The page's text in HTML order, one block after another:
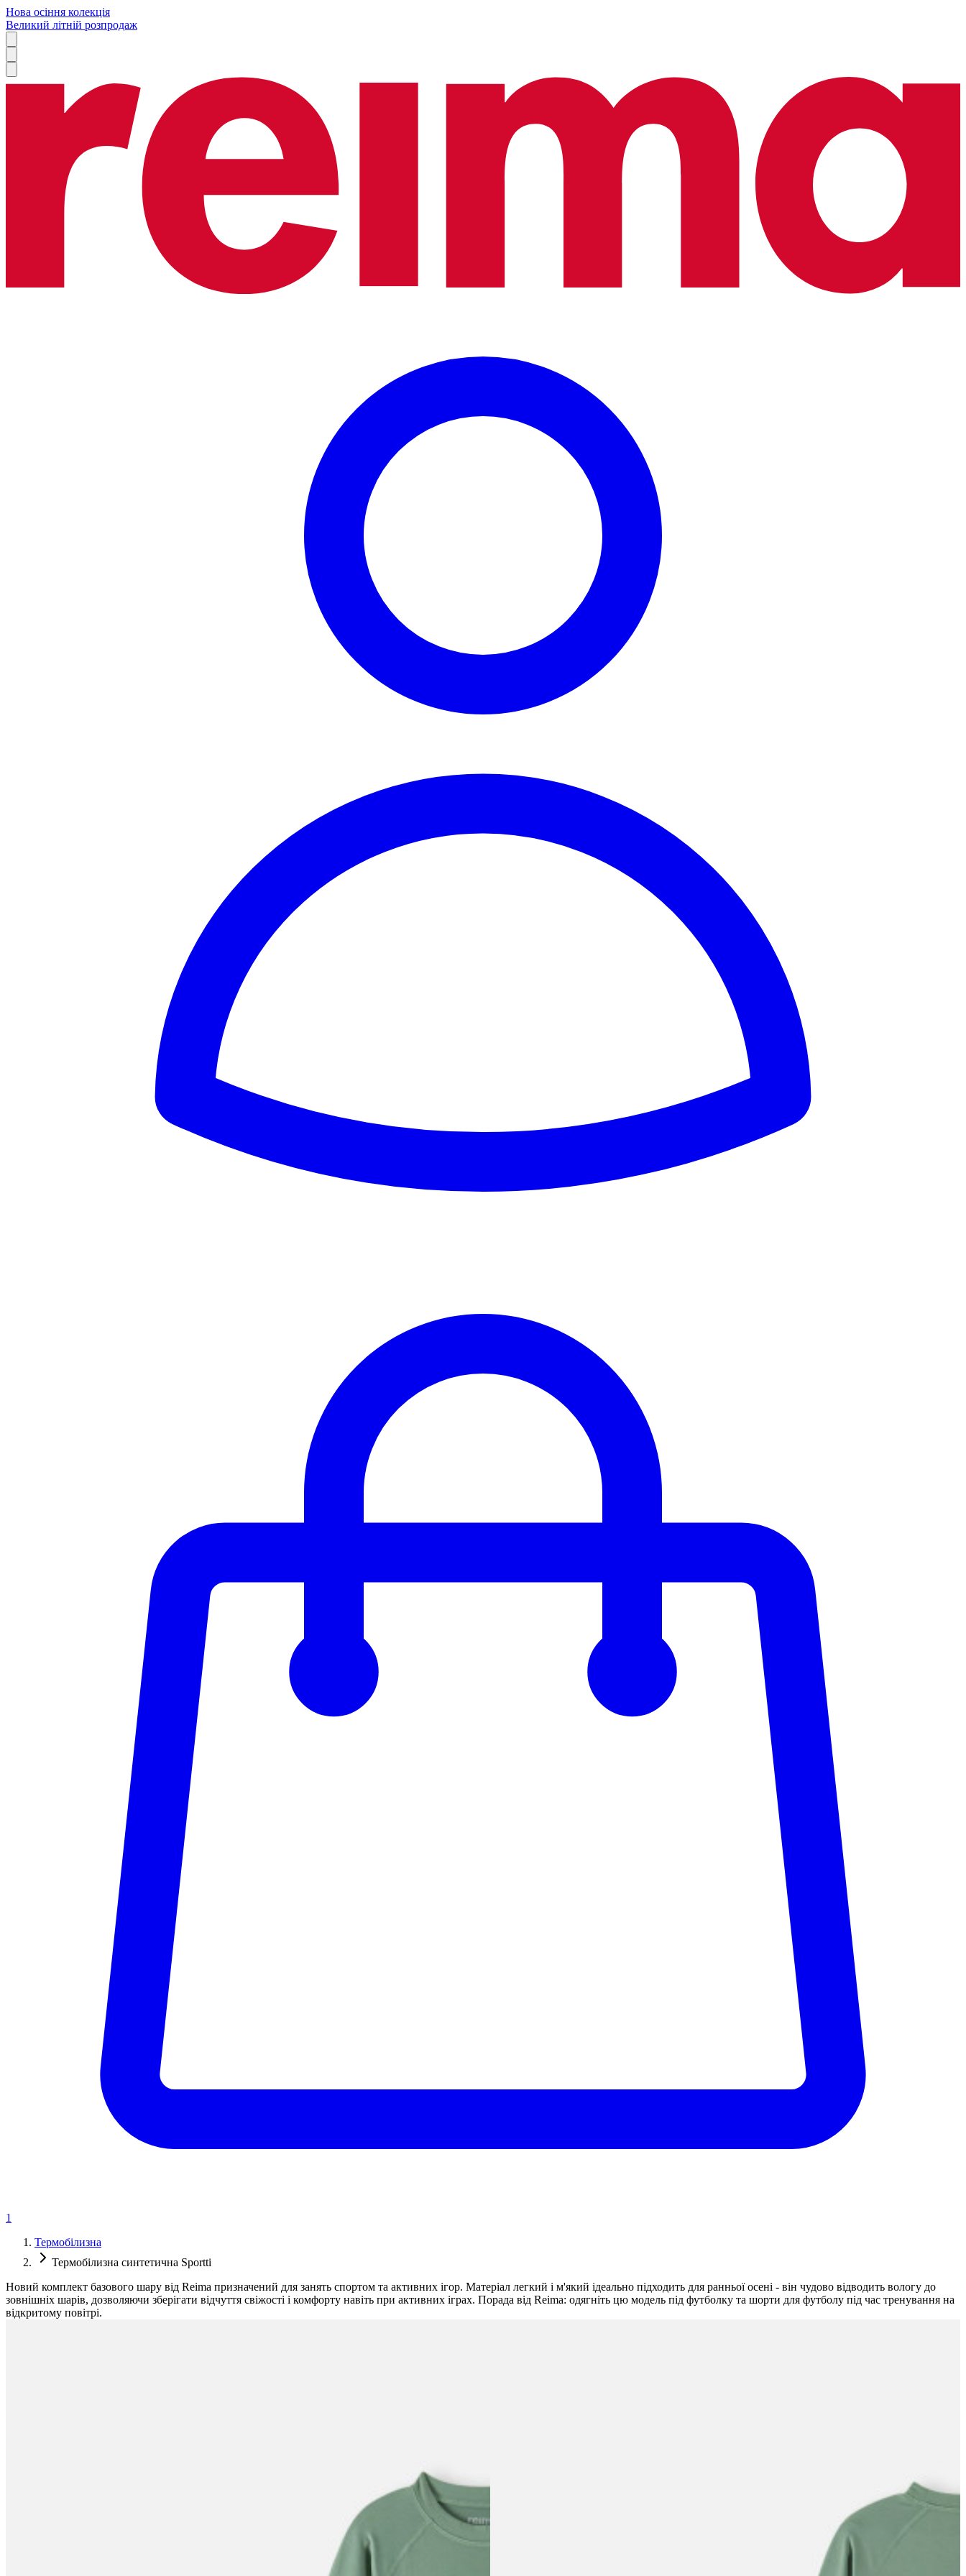
Нова осіння колекція
Великий літній розпродаж
1
Термобілизна
Термобілизна синтетична Sportti
Новий комплект базового шару від Reima призначений для занять спортом та активних ігор. Матеріал легкий і м'який ідеально підходить для ранньої осені - він чудово відводить вологу до
зовнішніх шарів, дозволяючи зберігати відчуття свіжості і комфорту навіть при активних іграх. Порада від Reima: одягніть цю модель під футболку та шорти для футболу під час тренування на
відкритому повітрі.